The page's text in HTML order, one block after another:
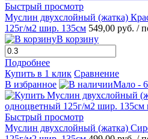
Быстрый просмотр
Муслин двухслойный (жатка)
125г/м2 шир. 135см 549,00 руб. /
В корзину
Подробнее
Купить в 1 клик Сравнение
В избранное
Мало -
Быстрый просмотр
Муслин двухслойный (жатка)